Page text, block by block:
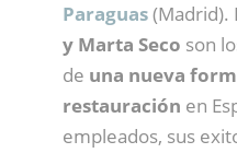
Paraguas(Madrid).
y Marta Seco son
de una nueva
restauración en
empleados, sus